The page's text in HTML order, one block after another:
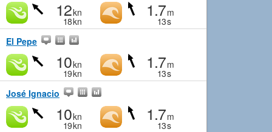
12kn
18kn
1.7m
13s
El Pepe
10kn
19kn
1.7m
13s
José Ignacio
10kn
19kn
1.7m
13s